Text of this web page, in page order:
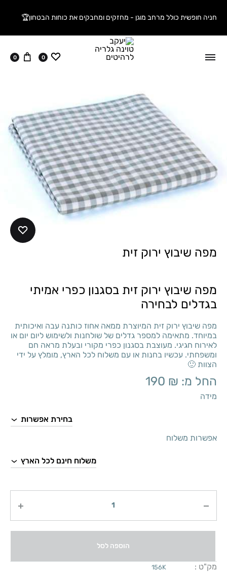
חניה חופשית כולל מרחב מוגן - מחזקים ומחבקים את כוחות הבטחון🏆
ווישליסט
0 עגלה
0
מפה שיבוץ ירוק זית
מפה שיבוץ ירוק זית בסגנון כפרי אמיתי
בגדלים לבחירה
מפה שיבוץ ירוק זית המיוצרת ממאה אחוז כותנה עבה ואיכותית
במיוחד. מתאימה למספר גדלים של שולחנות ולשימוש ליום יום או
לאירוח חגיגי. מעוצבת בסגנון כפרי מקורי ובעלת מראה חם
ומשפחתי. עכשיו בחנות או עם משלוח לכל הארץ, מומלץ על ידי
הצוות 🙂
החל מ: 190 ₪
מידה
אפשרות משלוח
הוספה לסל
מק"ט : 156K